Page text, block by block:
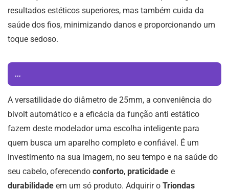
resultados estéticos superiores, mas também cuida da
saúde dos fios, minimizando danos e proporcionando um
toque sedoso.
...
A versatilidade do diâmetro de 25mm, a conveniência do
bivolt automático e a eficácia da função anti estático
fazem deste modelador uma escolha inteligente para
quem busca um aparelho completo e confiável. É um
investimento na sua imagem, no seu tempo e na saúde do
seu cabelo, oferecendo conforto, praticidade e
durabilidade em um só produto. Adquirir o Triondas